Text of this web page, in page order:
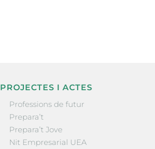
PROJECTES I ACTES
Professions de futur
Prepara’t
Prepara’t Jove
Nit Empresarial UEA